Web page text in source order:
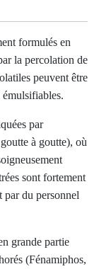
formulés en
la percolation de
peuvent être
par
à goutte), où
sont fortement
par du personnel
grande partie
(Fénamiphos,